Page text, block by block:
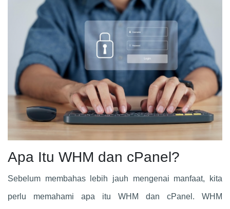
Apa Itu WHM dan cPanel?
Sebelum membahas lebih jauh mengenai manfaat, kita
perlu memahami apa itu WHM dan cPanel. WHM